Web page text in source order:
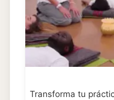
Transforma tu